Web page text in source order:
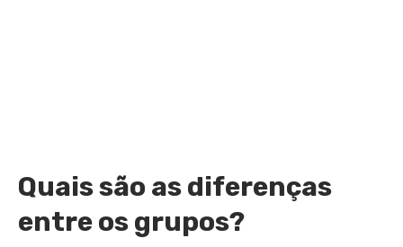
Quais são as diferenças
entre os grupos?